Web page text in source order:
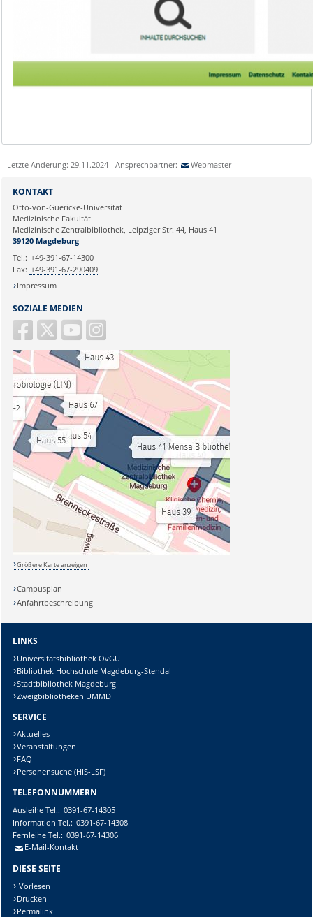
Letzte Änderung: 29.11.2024 - Ansprechpartner: Webmaster
SOZIALE MEDIEN
KONTAKT
Otto-von-Guericke-Universität
Medizinische Fakultät
Medizinische Zentralbibliothek, Leipziger Str. 44, Haus 41
39120 Magdeburg
Tel.: +49-391-67-14300
Fax: +49-391-67-290409
Impressum
Größere Karte anzeigen
Campusplan
Anfahrtbeschreibung
LINKS
Universitätsbibliothek OvGU
Bibliothek Hochschule Magdeburg-Stendal
Stadtbibliothek Magdeburg
Zweigbibliotheken UMMD
SERVICE
Aktuelles
Veranstaltungen
FAQ
Personensuche (HIS-LSF)
TELEFONNUMMERN
AusleiheTel.: 0391-67-14305
Information Tel.: 0391-67-14308
FernleiheTel.: 0391-67-14306
E-Mail-Kontakt
DIESE SEITE
Vorlesen
Drucken
Permalink